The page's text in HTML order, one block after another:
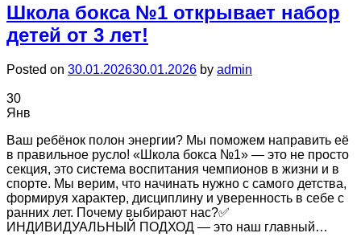
Школа бокса №1 открывает набор
детей от 3 лет!
Posted on 30.01.202630.01.2026 by admin
30
Янв
Ваш ребёнок полон энергии? Мы поможем направить её
в правильное русло! «Школа бокса №1» — это не просто
секция, это система воспитания чемпионов в жизни и в
спорте. Мы верим, что начинать нужно с самого детства,
формируя характер, дисциплину и уверенность в себе с
ранних лет. Почему выбирают нас?✅
ИНДИВИДУАЛЬНЫЙ ПОДХОД — это наш главный…